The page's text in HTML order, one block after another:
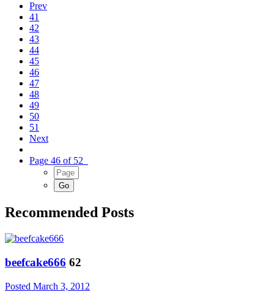
Prev
41
42
43
44
45
46
47
48
49
50
51
Next
Page 46 of 52
Recommended Posts
beefcake666 62
Posted March 3, 2012